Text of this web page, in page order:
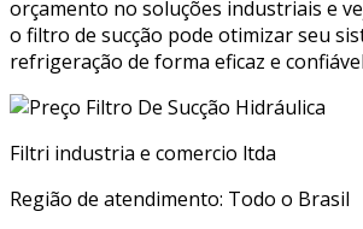
orçamento no soluções industriais e
o filtro de sucção pode otimizar seu
refrigeração de forma eficaz e
Filtri industria e comercio ltda
Região de atendimento: Todo o Brasil